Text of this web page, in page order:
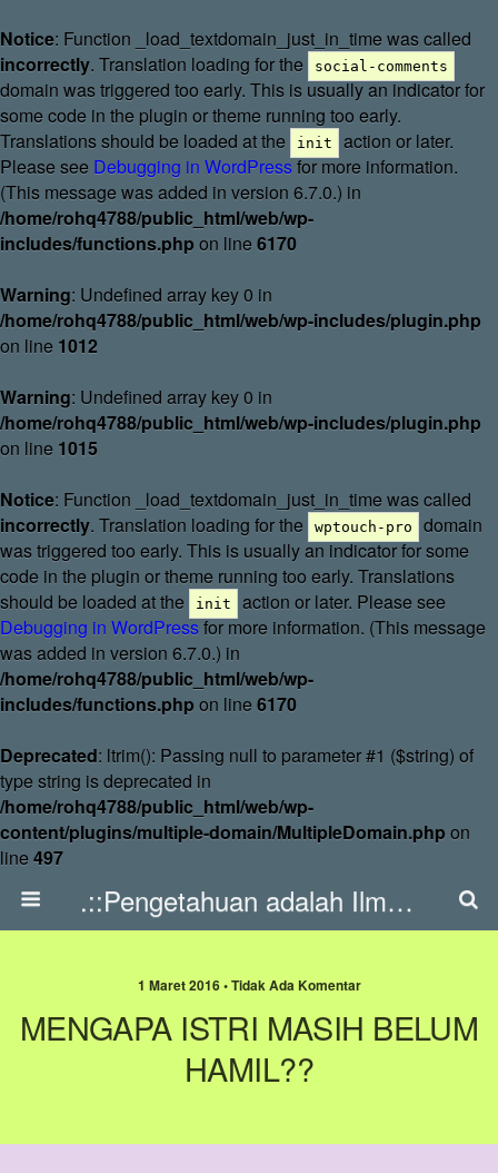
Notice: Function _load_textdomain_just_in_time was called
incorrectly. Translation loading for the social-comments
domain was triggered too early. This is usually an indicator for
some code in the plugin or theme running too early.
Translations should be loaded at the
init
action or later.
Please see Debugging in WordPressfor more information.
(This message was added in version 6.7.0.) in
/home/rohq4788/public_html/web/wp-
includes/functions.php on line 6170
Warning: Undefined array key 0 in
/home/rohq4788/public_html/web/wp-includes/plugin.php
on line 1012
Warning: Undefined array key 0 in
/home/rohq4788/public_html/web/wp-includes/plugin.php
on line 1015
Notice: Function _load_textdomain_just_in_time was called
incorrectly. Translation loading for the wptouch-pro
domain
was triggered too early. This is usually an indicator for some
code in the plugin or theme running too early. Translations
should be loaded at the
init
action or later. Please see
Debugging in WordPressfor more information. (This message
was added in version 6.7.0.) in
/home/rohq4788/public_html/web/wp-
includes/functions.php on line 6170
Deprecated: ltrim(): Passing null to parameter #1 ($string) of
type string is deprecated in
/home/rohq4788/public_html/web/wp-
content/plugins/multiple-domain/MultipleDomain.php on
line 497
.::Pengetahuan adalah Ilmu::.
1 Maret 2016 • Tidak Ada Komentar
MENGAPA ISTRI MASIH BELUM
HAMIL??